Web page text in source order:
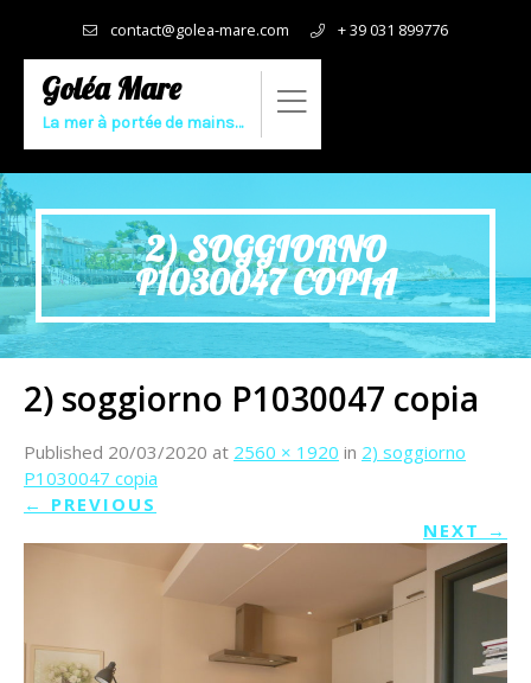
contact@golea-mare.com + 39 031 899776
Goléa Mare
La mer à portée de mains…
2) SOGGIORNO
P1030047 COPIA
2) soggiorno P1030047 copia
Published 20/03/2020 at 2560 × 1920 in 2) soggiorno
P1030047 copia
← PREVIOUS
NEXT →